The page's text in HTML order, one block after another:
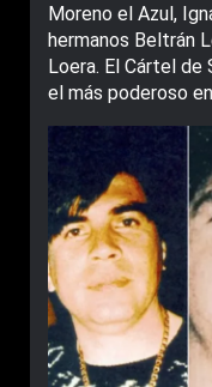
Moreno el Azul,
hermanos Beltrán
Loera. El Cártel
el más poderoso